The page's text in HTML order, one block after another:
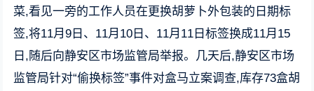
菜,看见一旁的工作人员在更换胡萝卜外包装的日期标
签,将11月9日、11月10日、11月11日标签换成11月15
日,随后向静安区市场监管局举报。几天后,静安区市场
监管局针对“偷换标签”事件对盒马立案调查,库存73盒胡